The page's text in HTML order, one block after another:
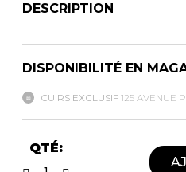
DESCRIPTION
DISPONIBILITÉ EN
CUIRS EXCLUSIF 125 AVENUE
QTÉ: